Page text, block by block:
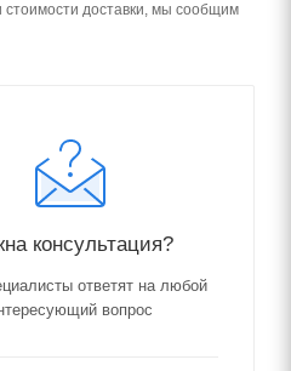
стоимости доставки, мы сообщим
консультация?
ответят на любой
вопрос